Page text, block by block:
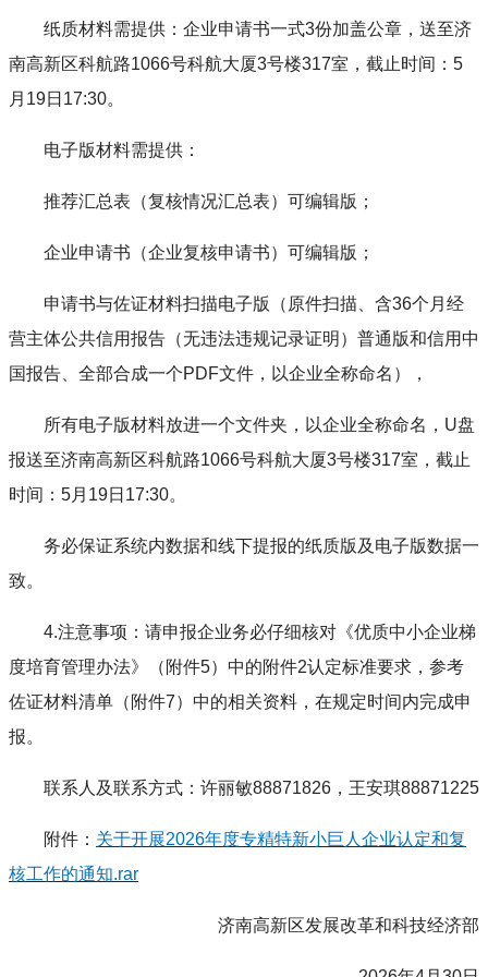
纸质材料需提供：企业申请书一式3份加盖公章，送至济
南高新区科航路1066号科航大厦3号楼317室，截止时间：5
月19日17:30。
电子版材料需提供：
推荐汇总表（复核情况汇总表）可编辑版；
企业申请书（企业复核申请书）可编辑版；
申请书与佐证材料扫描电子版（原件扫描、含36个月经
营主体公共信用报告（无违法违规记录证明）普通版和信用中
国报告、全部合成一个PDF文件，以企业全称命名），
所有电子版材料放进一个文件夹，以企业全称命名，U盘
报送至济南高新区科航路1066号科航大厦3号楼317室，截止
时间：5月19日17:30。
务必保证系统内数据和线下提报的纸质版及电子版数据一
致。
4.注意事项：请申报企业务必仔细核对《优质中小企业梯
度培育管理办法》（附件5）中的附件2认定标准要求，参考
佐证材料清单（附件7）中的相关资料，在规定时间内完成申
报。
联系人及联系方式：许丽敏88871826，王安琪88871225
附件： 关于开展2026年度专精特新小巨人企业认定和复
核工作的通知.rar
济南高新区发展改革和科技经济部